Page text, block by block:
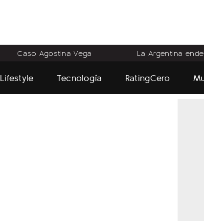
Caso Agostina Vega La Argentina
Lifestyle Tecnología RatingCero